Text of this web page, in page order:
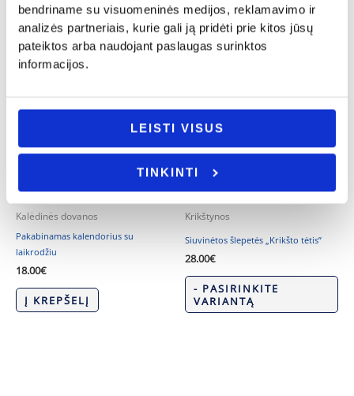
bendriname su visuomeninės medijos, reklamavimo ir
analizės partneriais, kurie gali ją pridėti prie kitos jūsų
pateiktos arba naudojant paslaugas surinktos
informacijos.
LEISTI VISUS
TINKINTI
Kalėdinės dovanos
Pakabinamas kalendorius su
laikrodžiu
18.00€
Į KREPŠELĮ
Krikštynos
Siuvinėtos šlepetės „Krikšto tėtis”
28.00€
- PASIRINKITE
VARIANTĄ